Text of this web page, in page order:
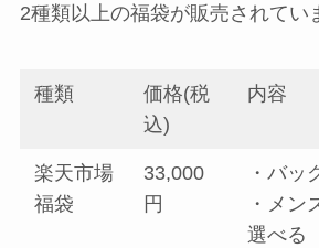
2種類以上の福袋が販売されてい
種類
価格(税
込)
内容
楽天市場
福袋
33,000
円
・バッ
・メン
選べる